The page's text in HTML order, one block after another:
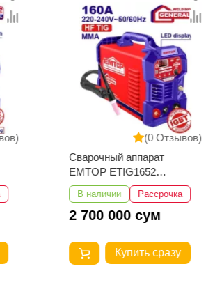
(0 Отзывов)
Сварочный аппарат
EMTOP ETIG1652
TIG/MMA
В наличии Рассрочка
2 700 000 сум
Купить сразу